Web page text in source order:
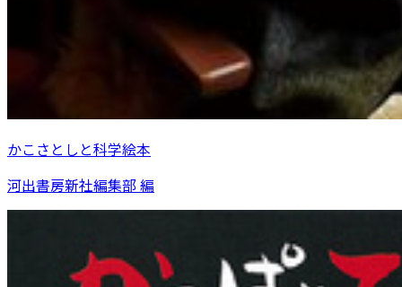
かこさとしと科学絵本
河出書房新社編集部 編